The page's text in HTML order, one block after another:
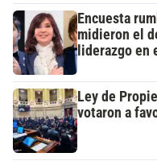
Encuesta
midieron el
liderazgo en
Ley de
votaron a